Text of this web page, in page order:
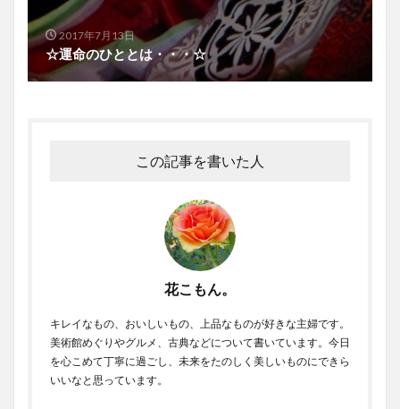
2017年7月13日
☆運命のひととは・・・☆
この記事を書いた人
花こもん。
キレイなもの、おいしいもの、上品なものが好きな主婦です。
美術館めぐりやグルメ、古典などについて書いています。今日
を心こめて丁寧に過ごし、未来をたのしく美しいものにできら
いいなと思っています。